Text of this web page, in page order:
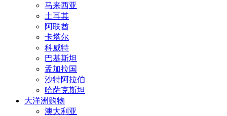
马来西亚
土耳其
阿联酋
卡塔尔
科威特
巴基斯坦
孟加拉国
沙特阿拉伯
哈萨克斯坦
大洋洲购物
澳大利亚